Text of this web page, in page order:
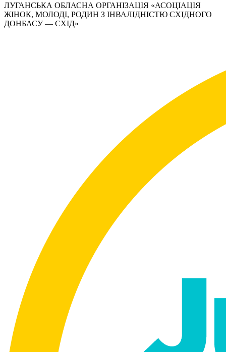
ЛУГАНСЬКА ОБЛАСНА ОРГАНІЗАЦІЯ «АСОЦІАЦІЯ
ЖІНОК, МОЛОДІ, РОДИН З ІНВАЛІДНІСТЮ СХІДНОГО
ДОНБАСУ — СХІД»